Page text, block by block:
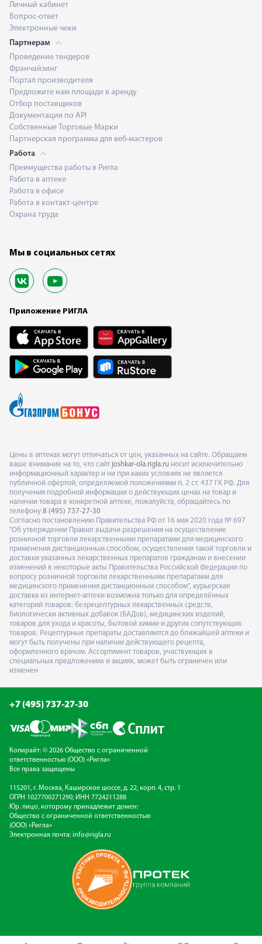
Личный кабинет
Вопрос-ответ
Электронные чеки
Партнерам
Проведение тендеров
Франчайзинг
Портал производителя
Предложите нам площади в аренду
Отбор поставщиков
Документация по API
Собственные Торговые Марки
Партнерская программа для веб-мастеров
Работа
Преимущества работы в Ригла
Работа в аптеке
Работа в офисе
Работа в контакт-центре
Охрана труда
Мы в социальных сетях
Приложение РИГЛА
Цены в аптеках могут отличаться от цен, указанных на сайте. Обращаем
ваше внимание на то, что сайт joshkar-ola.rigla.ru носит исключительно
информационный характер и ни при каких условиях не является
публичной офертой, определяемой положениями п. 2 ст. 437 ГК РФ. Для
получения подробной информации о действующих ценах на товар и
наличии товара в конкретной аптеке, пожалуйста, обращайтесь по
телефону 8 (495) 737-27-30
Согласно постановлению Правительства РФ от 16 мая 2020 года № 697
"Об утверждении Правил выдачи разрешения на осуществление
розничной торговли лекарственными препаратами для медицинского
применения дистанционным способом, осуществления такой торговли и
доставки указанных лекарственных препаратов гражданам и внесении
изменений в некоторые акты Правительства Российской Федерации по
вопросу розничной торговли лекарственными препаратами для
медицинского применения дистанционным способом", курьерская
доставка из интернет-аптеки возможна только для определённых
категорий товаров: безрецептурных лекарственных средств,
биологически активных добавок (БАДов), медицинских изделий,
товаров для ухода и красоты, бытовой химии и других сопутствующих
товаров. Рецептурные препараты доставляются до ближайшей аптеки и
могут быть получены при наличии действующего рецепта,
оформленного врачом. Ассортимент товаров, участвующих в
специальных предложениях и акциях, может быть ограничен или
изменен
+7 (495) 737-27-30
Копирайт: © 2026 Общество с ограниченной
ответственностью (ООО) «Ригла»
Все права защищены
115201, г. Москва, Каширское шоссе, д. 22, корп. 4, стр. 1
ОГРН 1027700271290; ИНН 7724211288
Юр. лицо, которому принадлежит домен:
Общество с ограниченной ответственностью
(ООО) «Ригла»
Электронная почта: info@rigla.ru